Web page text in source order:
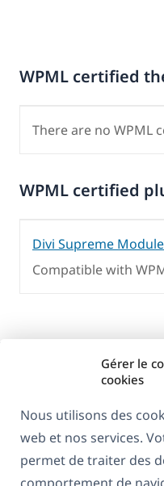
Gérer le
cookies
Nous utilisons des
web et nos services.
permet de traiter des
WPML certified
There are no WPML
WPML certified
Divi Supreme
Compatible with
À
RGPD &